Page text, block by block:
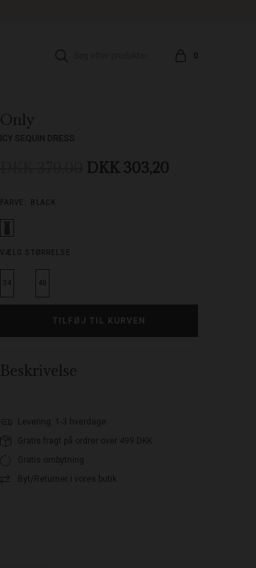
0
Only
ICY SEQUIN DRESS
DKK 303,20
FARVE: BLACK
VÆLG STØRRELSE
34 40
Beskrivelse
Levering: 1-3 hverdage
Gratis fragt på ordrer over 499 DKK
Gratis ombytning
Byt/Returner i vores butik